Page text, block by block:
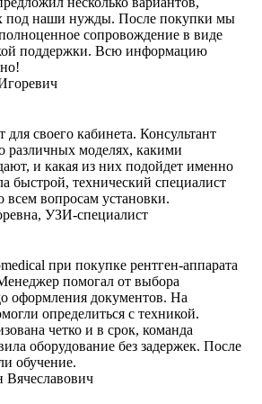
под наши нужды. После покупки мы
сопровождение в виде
поддержки. Всю информацию
своего кабинета. Консультант
различных моделях, какими
и какая из них подойдет именно
быстрой, технический специалист
всем вопросам установки.
УЗИ-специалист
при покупке рентген-аппарата
помогал от выбора
оформления документов. На
определиться с техникой.
четко и в срок, команда
оборудование без задержек. После
обучение.
Вячеславович